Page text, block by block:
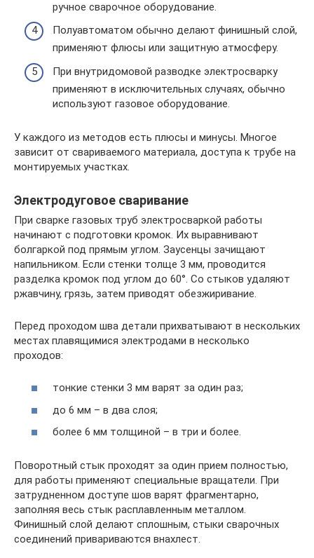
ручное сварочное оборудование.
Полуавтоматом обычно делают финишный слой,
применяют флюсы или защитную атмосферу.
При внутридомовой разводке электросварку
применяют в исключительных случаях, обычно
используют газовое оборудование.
У каждого из методов есть плюсы и минусы. Многое
зависит от свариваемого материала, доступа к трубе на
монтируемых участках.
Электродуговое сваривание
При сварке газовых труб электросваркой работы
начинают с подготовки кромок. Их выравнивают
болгаркой под прямым углом. Заусенцы зачищают
напильником. Если стенки толще 3 мм, проводится
разделка кромок под углом до 60°. Со стыков удаляют
ржавчину, грязь, затем приводят обезжиривание.
Перед проходом шва детали прихватывают в нескольких
местах плавящимися электродами в несколько
проходов:
тонкие стенки 3 мм варят за один раз;
до 6 мм – в два слоя;
более 6 мм толщиной – в три и более.
Поворотный стык проходят за один прием полностью,
для работы применяют специальные вращатели. При
затрудненном доступе шов варят фрагментарно,
заполняя весь стык расплавленным металлом.
Финишный слой делают сплошным, стыки сварочных
соединений привариваются внахлест.